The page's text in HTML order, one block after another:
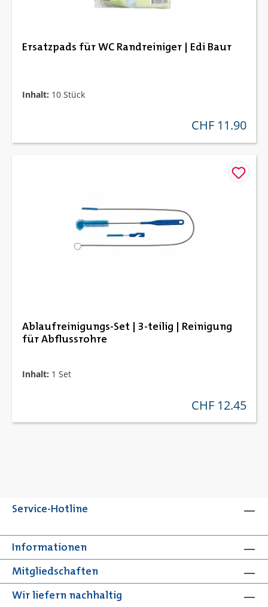
Ersatzpads für WC Randreiniger | Edi Baur
Inhalt: 10 Stück
regulärer preis:
CHF 11.90
Ablaufreinigungs-Set | 3-teilig | Reinigung
für Abflussrohre
Inhalt: 1 Set
regulärer preis:
CHF 12.45
Service-Hotline
Mitgliedschaften
Informationen
Wir liefern nachhaltig